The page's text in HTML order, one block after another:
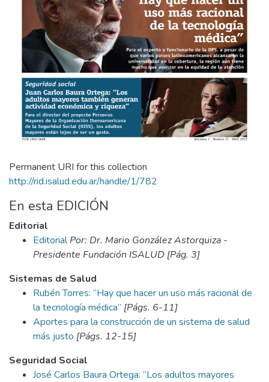
Permanent URI for this collection
http://rid.isalud.edu.ar/handle/1/782
En esta EDICIÓN
Editorial
EditorialPor: Dr. Mario González Astorquiza -
Presidente Fundación ISALUD [Pág. 3]
Sistemas de Salud
Rubén Torres: “Hay que hacer un uso más racional de
la tecnología médica” [Págs. 6-11]
Aportes para la construcción de un sistema de salud
más justo [Págs. 12-15]
Seguridad Social
José Carlos Baura Ortega: “Los adultos mayores